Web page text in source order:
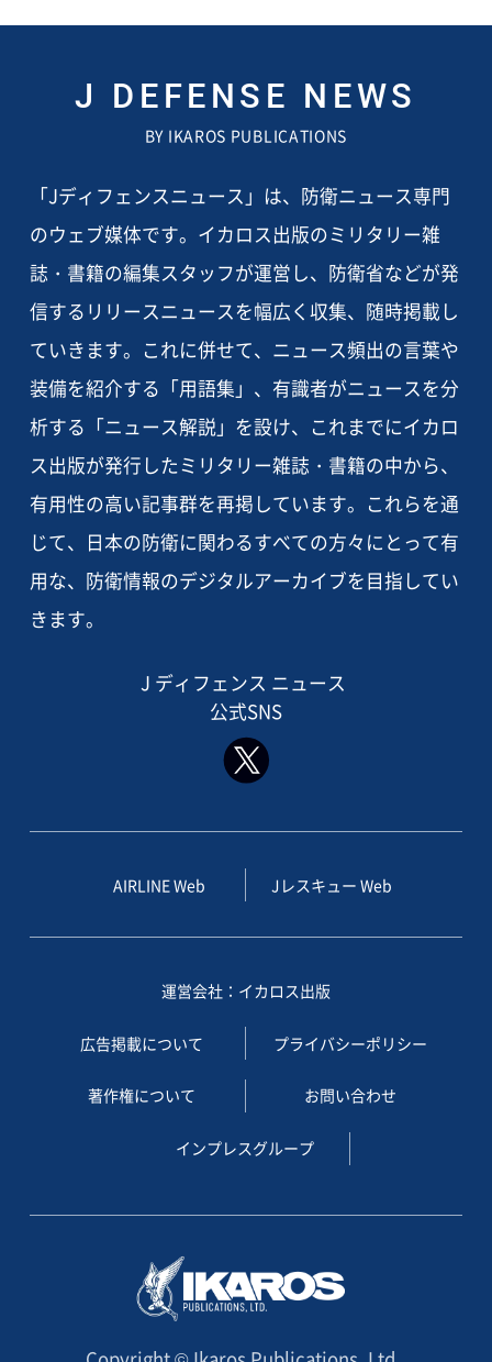
J DEFENSE NEWS
BY IKAROS PUBLICATIONS
「Jディフェンスニュース」は、防衛ニュース専門
のウェブ媒体です。イカロス出版のミリタリー雑
誌・書籍の編集スタッフが運営し、防衛省などが発
信するリリースニュースを幅広く収集、随時掲載し
ていきます。これに併せて、ニュース頻出の言葉や
装備を紹介する「用語集」、有識者がニュースを分
析する「ニュース解説」を設け、これまでにイカロ
ス出版が発行したミリタリー雑誌・書籍の中から、
有用性の高い記事群を再掲しています。これらを通
じて、日本の防衛に関わるすべての方々にとって有
用な、防衛情報のデジタルアーカイブを目指してい
きます。
J ディフェンス ニュース
公式SNS
AIRLINE Web Jレスキュー Web
運営会社：イカロス出版
広告掲載について プライバシーポリシー
著作権について お問い合わせ
インプレスグループ